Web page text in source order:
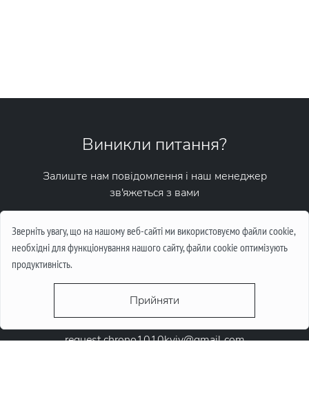
Зверніть увагу, що на нашому веб-сайті ми використовуємо файли cookie,
необхідні для функціонування нашого сайту, файли cookie оптимізують
продуктивність.
Прийняти
request.chrono1010kyiv@gmail.com
Виникли питання?
Залиште нам повідомлення і наш менеджер
зв'яжеться з вами
Написати повідомлення